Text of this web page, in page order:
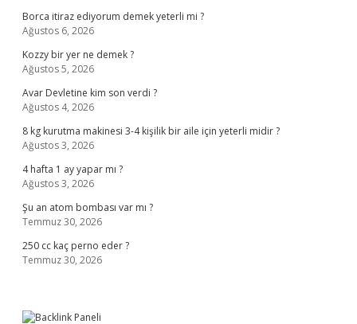
Borca itiraz ediyorum demek yeterli mi ?
Ağustos 6, 2026
Kozzy bir yer ne demek ?
Ağustos 5, 2026
Avar Devletine kim son verdi ?
Ağustos 4, 2026
8 kg kurutma makinesi 3-4 kişilik bir aile için yeterli midir ?
Ağustos 3, 2026
4 hafta 1 ay yapar mı ?
Ağustos 3, 2026
Şu an atom bombası var mı ?
Temmuz 30, 2026
250 cc kaç perno eder ?
Temmuz 30, 2026